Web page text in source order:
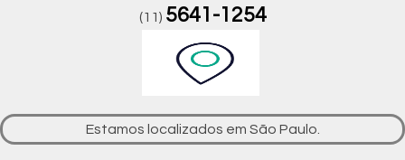
(11) 5641-1254
Estamos localizados em São Paulo.